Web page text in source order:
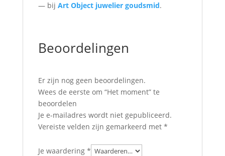
— bij Art Object juwelier goudsmid.
Beoordelingen
Er zijn nog geen beoordelingen.
Wees de eerste om “Het moment” te
beoordelen
Je e-mailadres wordt niet gepubliceerd.
Vereiste velden zijn gemarkeerd met *
Je waardering *